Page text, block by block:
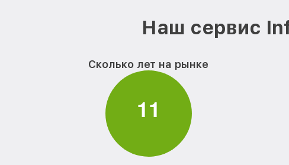
Наш сервис
Сколько лет на рынке
11